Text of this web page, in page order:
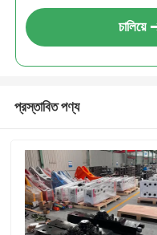
চালিয়ে
প্রস্তাবিত পণ্য